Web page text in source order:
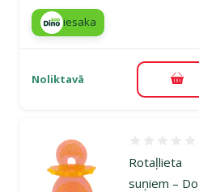
iesaka
Noliktavā
Rotaļlieta
suņiem –